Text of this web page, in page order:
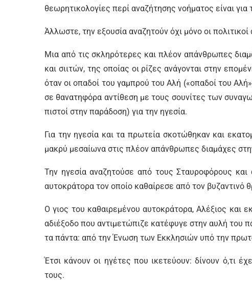
θεωρητικολογίες περί αναζήτησης νοήματος είναι για
Άλλωστε, την εξουσία αναζητούν όχι μόνο οι
Μια από τις σκληρότερες και πλέον απάνθρωπες
και σιιτών, της οποίας οι ρίζες ανάγονται στην
όταν οι οπαδοί του γαμπρού του Αλή («οπαδοί του
σε θανατηφόρα αντίθεση με τους σουνίτες των
πιστοί στην παράδοση) για την ηγεσία.
Για την ηγεσία και τα πρωτεία σκοτώθηκαν και
μακρύ μεσαίωνα στις πλέον απάνθρωπες διαμάχες
Την ηγεσία αναζητούσε από τους Σταυροφόρους και
αυτοκράτορα τον οποίο καθαίρεσε από τον βυζαντινό
Ο γιος του καθαιρεμένου αυτοκράτορα, Αλέξιος και
αδιέξοδο που αντιμετώπιζε κατέφυγε στην αυλή του
τα πάντα: από την Ένωση των Εκκλησιών υπό την
Έτσι κάνουν οι ηγέτες που ικετεύουν: δίνουν ό,τι
τους.